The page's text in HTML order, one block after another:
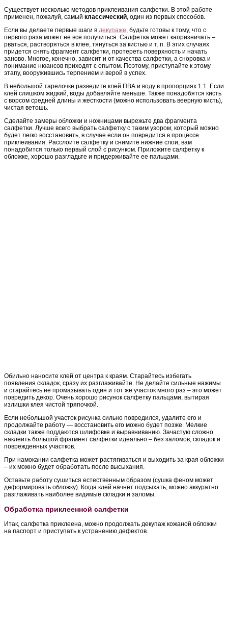
Существует несколько методов приклеивания салфетки. В этой работе
применен, пожалуй, самый классический, один из первых способов.
Если вы делаете первые шаги в декупаже, будьте готовы к тому, что с
первого раза может не все получиться. Салфетка может капризничать –
рваться, растворяться в клее, тянуться за кистью и т. п. В этих случаях
придется снять фрагмент салфетки, протереть поверхность и начать
заново. Многое, конечно, зависит и от качества салфетки, а сноровка и
понимание нюансов приходят с опытом. Поэтому, приступайте к этому
этапу, вооружившись терпением и верой в успех.
В небольшой тарелочке разведите клей ПВА и воду в пропорциях 1:1. Если
клей слишком жидкий, воды добавляйте меньше. Также понадобятся кисть
с ворсом средней длины и жесткости (можно использовать веерную кисть),
чистая ветошь.
Сделайте замеры обложки и ножницами вырежьте два фрагмента
салфетки. Лучше всего выбрать салфетку с таким узором, который можно
будет легко восстановить, в случае если он повредится в процессе
приклеивания. Расслоите салфетку и снимите нижние слои, вам
понадобится только первый слой с рисунком. Приложите салфетку к
обложке, хорошо разгладьте и придерживайте ее пальцами.
Обильно наносите клей от центра к краям. Старайтесь избегать
появления складок, сразу их разглаживайте. Не делайте сильные нажимы
и старайтесь не промазывать один и тот же участок много раз – это может
повредить декор. Очень хорошо рисунок салфетку пальцами, вытирая
излишки клея чистой тряпочкой.
Если небольшой участок рисунка сильно повредился, удалите его и
продолжайте работу — восстановить его можно будет позже. Мелкие
складки также поддаются шлифовке и выравниванию. Зачастую сложно
наклеить большой фрагмент салфетки идеально – без заломов, складок и
поврежденных участков.
При намокании салфетка может растягиваться и выходить за края обложки
– их можно будет обработать после высыхания.
Оставьте работу сушиться естественным образом (сушка феном может
деформировать обложку). Когда клей начнет подсыхать, можно аккуратно
разглаживать наиболее видимые складки и заломы.
Обработка приклеенной салфетки
Итак, салфетка приклеена, можно продолжать декупаж кожаной обложки
на паспорт и приступать к устранению дефектов.